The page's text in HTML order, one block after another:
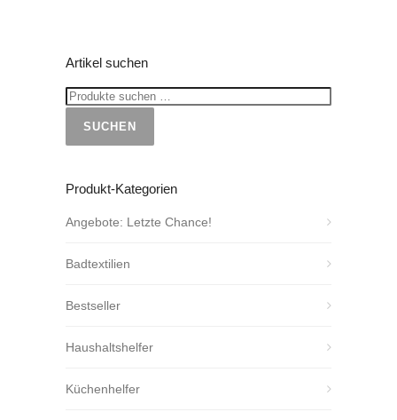
Artikel suchen
SUCHEN
Produkt-Kategorien
Angebote: Letzte Chance!
Badtextilien
Bestseller
Haushaltshelfer
Küchenhelfer